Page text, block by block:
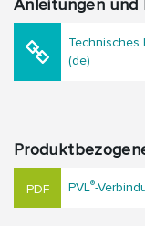
Anleitungen und
Technisches
(de)
PVL®-